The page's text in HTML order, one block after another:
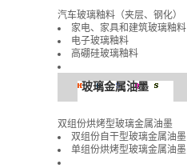
汽车玻璃釉料（夹层、钢化）
家电、家具和建筑玻璃釉料
电子玻璃釉料
高硼硅玻璃釉料
玻璃金属油墨
双组份烘烤型玻璃金属油墨
双组份自干型玻璃金属油墨
单组份烘烤型玻璃金属油墨